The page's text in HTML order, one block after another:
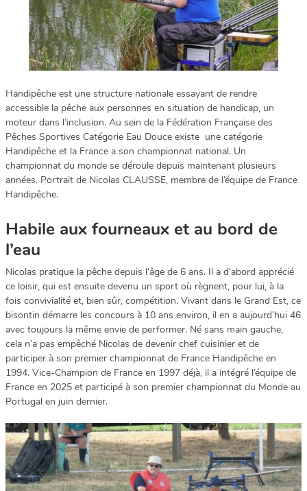
Handipêche est une structure nationale essayant de rendre
accessible la pêche aux personnes en situation de handicap, un
moteur dans l’inclusion. Au sein de la Fédération Française des
Pêches Sportives Catégorie Eau Douce existe une catégorie
Handipêche et la France a son championnat national. Un
championnat du monde se déroule depuis maintenant plusieurs
années. Portrait de Nicolas CLAUSSE, membre de l’équipe de France
Handipêche.
Habile aux fourneaux et au bord de
l’eau
Nicolas pratique la pêche depuis l’âge de 6 ans. Il a d’abord apprécié
ce loisir, qui est ensuite devenu un sport où règnent, pour lui, à la
fois convivialité et, bien sûr, compétition. Vivant dans le Grand Est, ce
bisontin démarre les concours à 10 ans environ, il en a aujourd’hui 46
avec toujours la même envie de performer. Né sans main gauche,
cela n’a pas empêché Nicolas de devenir chef cuisinier et de
participer à son premier championnat de France Handipêche en
1994. Vice-Champion de France en 1997 déjà, il a intégré l’équipe de
France en 2025 et participé à son premier championnat du Monde au
Portugal en juin dernier.